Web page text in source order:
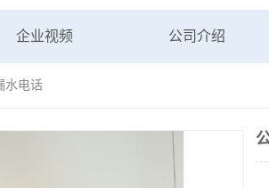
企业视频 公司介绍
水电话